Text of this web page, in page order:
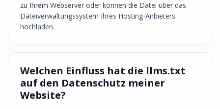
zu Ihrem Webserver oder können die Datei über das
Dateiverwaltungssystem Ihres Hosting-Anbieters
hochladen.
Welchen Einfluss hat die llms.txt
auf den Datenschutz meiner
Website?